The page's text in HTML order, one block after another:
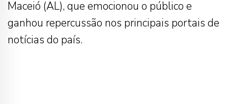
Maceió (AL), que emocionou o público e
ganhou repercussão nos principais portais de
notícias do país.